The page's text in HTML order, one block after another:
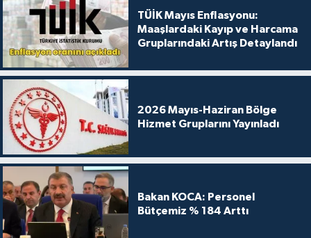
TÜİK Mayıs Enflasyonu:
Maaşlardaki Kayıp ve Harcama
Gruplarındaki Artış Detaylandı
2026 Mayıs-Haziran Bölge
Hizmet Gruplarını Yayınladı
Bakan KOCA: Personel
Bütçemiz % 184 Arttı